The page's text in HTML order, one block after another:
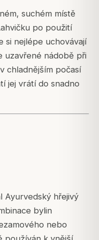
suchém místě
po použití
si nejlépe uchovávají
uzavřené nádobě při
chladnějším počasí
jej vrátí do snadno
Ayurvedský hřejivý
bylin
nebo